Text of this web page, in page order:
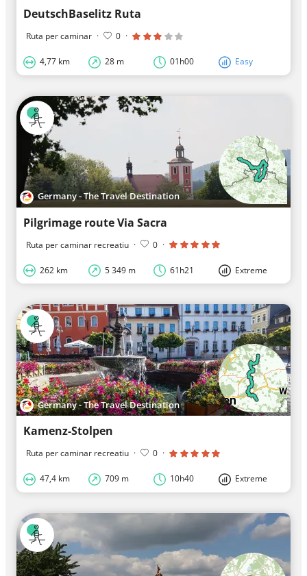
DeutschBaselitz Ruta
Ruta per caminar · 0 ·
4,77 km 28 m 01h00 Easy
Germany - The Travel Destination
Pilgrimage route Via Sacra
Ruta per caminar recreatiu · 0 ·
262 km 5 349 m 61h21 Extreme
Germany - The Travel Destination
Kamenz-Stolpen
Ruta per caminar recreatiu · 0 ·
47,4 km 709 m 10h40 Extreme